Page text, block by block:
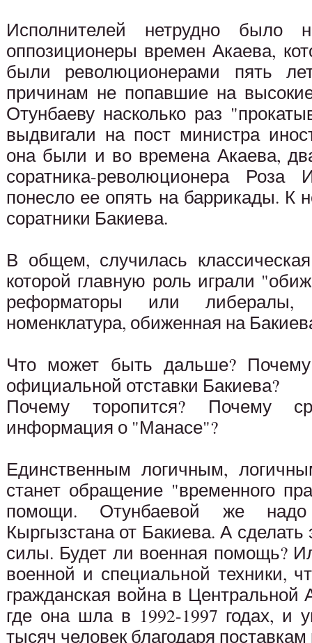
Исполнителей нетрудно
оппозиционеры времен Акаева,
были революционерами пять
причинам не попавшие на
Отунбаеву насколько раз
выдвигали на пост министра
она были и во времена Акаева,
соратника-революционера
понесло ее опять на баррикады. К
соратники Бакиева.
В общем, случилась
которой главную роль играли
реформаторы или
номенклатура, обиженная на
Что может быть дальше?
официальной отставки Бакиева?
Почему торопится? Почему
информация о "Манасе"?
Единственным логичным,
станет обращение "временного
помощи. Отунбаевой же
Кыргызстана от Бакиева. А
силы. Будет ли военная помощь?
военной и специальной техники,
гражданская война в Центральной
где она шла в 1992-1997 годах, и
тысяч человек благодаря